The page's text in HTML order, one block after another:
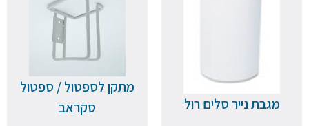
מגבת נייר סלים רול
מתקן לספטול / ספטול
סקראב